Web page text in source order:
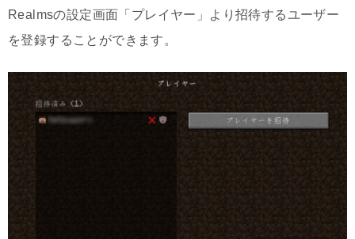
Realmsの設定画面「プレイヤー」より招待するユーザー
を登録することができます。